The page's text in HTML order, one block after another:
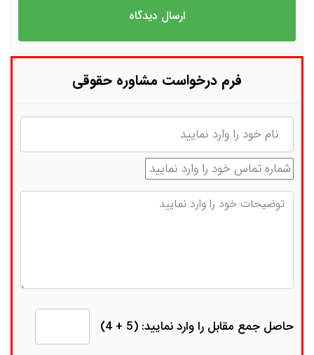
فرم درخواست مشاوره حقوقی
نام
شماره تماس
توضیحات
حاصل جمع مقابل را وارد نمایید: (5 + 4)